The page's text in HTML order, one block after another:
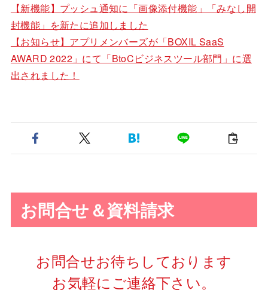
【新機能】プッシュ通知に「画像添付機能」「みなし開
封機能」を新たに追加しました
【お知らせ】アプリメンバーズが「BOXIL SaaS
AWARD 2022」にて「BtoCビジネスツール部門」に選
出されました！
お問合せ＆資料請求
お問合せお待ちしております
お気軽にご連絡下さい。